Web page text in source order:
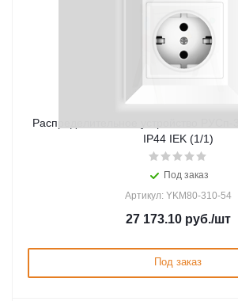
Распределительное устройство РУСп-
IP44 IEK (1/1)
Под заказ
Артикул: YKM80-310-54
27 173.10руб./шт
Под заказ